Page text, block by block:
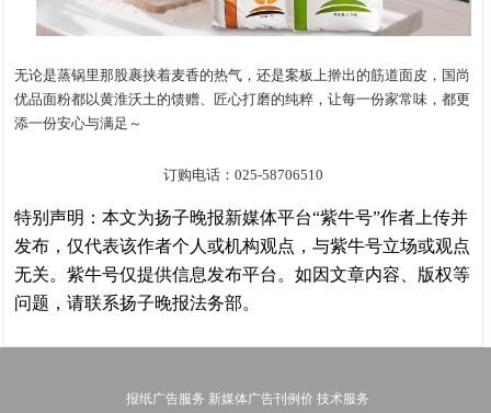
无论是蒸锅里那股裹挟着麦香的热气，还是案板上擀出的筋道面皮，国尚
优品面粉都以黄淮沃土的馈赠、匠心打磨的纯粹，让每一份家常味，都更
添一份安心与满足～
订购电话：025-58706510
特别声明：本文为扬子晚报新媒体平台“紫牛号”作者上传并
发布，仅代表该作者个人或机构观点，与紫牛号立场或观点
无关。紫牛号仅提供信息发布平台。如因文章内容、版权等
问题，请联系扬子晚报法务部。
报纸广告服务 新媒体广告刊例价 技术服务